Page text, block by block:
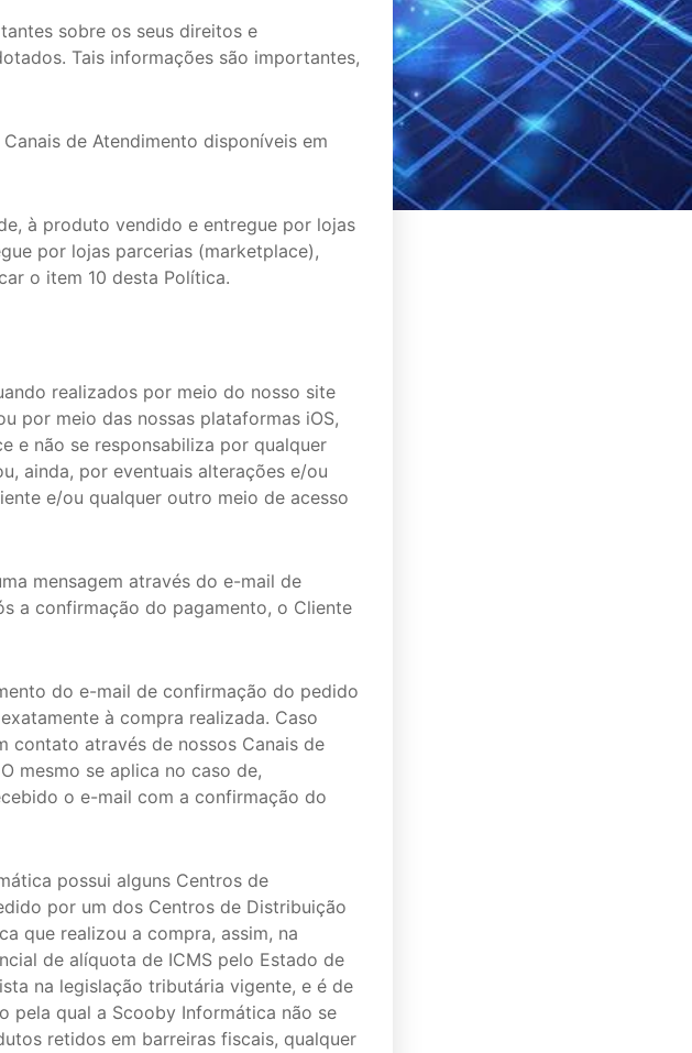
sobre os seus direitos e
Tais informações são importantes,
de Atendimento disponíveis em
à produto vendido e entregue por lojas
por lojas parcerias (marketplace),
o item 10 desta Política.
realizados por meio do nosso site
por meio das nossas plataformas iOS,
e não se responsabiliza por qualquer
ainda, por eventuais alterações e/ou
e/ou qualquer outro meio de acesso
mensagem através do e-mail de
a confirmação do pagamento, o Cliente
do e-mail de confirmação do pedido
à compra realizada. Caso
contato através de nossos Canais de
mesmo se aplica no caso de,
o e-mail com a confirmação do
possui alguns Centros de
por um dos Centros de Distribuição
que realizou a compra, assim, na
de alíquota de ICMS pelo Estado de
na legislação tributária vigente, e é de
pela qual a Scooby Informática não se
retidos em barreiras fiscais, qualquer